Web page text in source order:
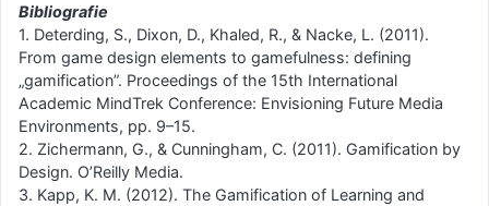
Bibliografie
1. Deterding, S., Dixon, D., Khaled, R., & Nacke, L. (2011).
From game design elements to gamefulness: defining
„gamification”. Proceedings of the 15th International
Academic MindTrek Conference: Envisioning Future Media
Environments, pp. 9–15.
2. Zichermann, G., & Cunningham, C. (2011). Gamification by
Design. O’Reilly Media.
3. Kapp, K. M. (2012). The Gamification of Learning and